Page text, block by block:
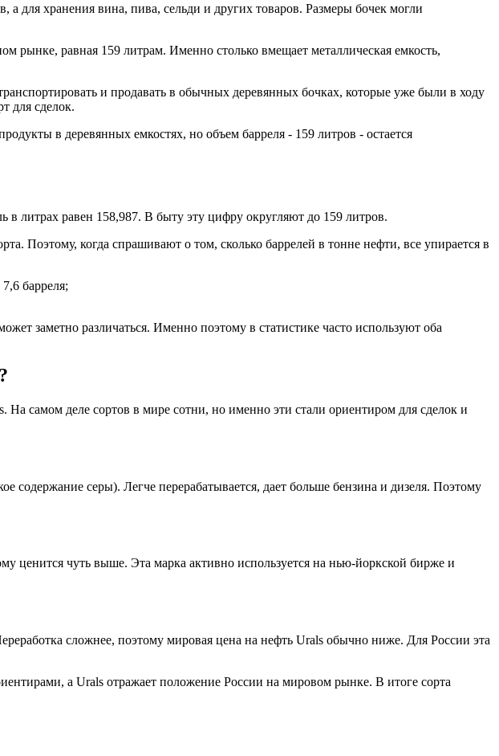
а для хранения вина, пива, сельди и других товаров. Размеры бочек могли
рынке, равная 159 литрам. Именно столько вмещает металлическая емкость,
и продавать в обычных деревянных бочках, которые уже были в ходу
для сделок.
в деревянных емкостях, но объем барреля - 159 литров - остается
в литрах равен 158,987. В быту эту цифру округляют до 159 литров.
Поэтому, когда спрашивают о том, сколько баррелей в тонне нефти, все упирается в
барреля;
заметно различаться. Именно поэтому в статистике часто используют оба
самом деле сортов в мире сотни, но именно эти стали ориентиром для сделок и
содержание серы). Легче перерабатывается, дает больше бензина и дизеля. Поэтому
ценится чуть выше. Эта марка активно используется на нью-йоркской бирже и
сложнее, поэтому мировая цена на нефть Urals обычно ниже. Для России эта
а Urals отражает положение России на мировом рынке. В итоге сорта